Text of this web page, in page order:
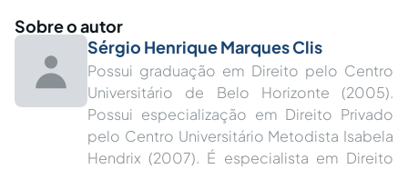
Sobre o autor
Sérgio Henrique Marques Clis
Possui graduação em Direito pelo Centro
Universitário de Belo Horizonte (2005).
Possui especialização em Direito Privado
pelo Centro Universitário Metodista Isabela
Hendrix (2007). É especialista em Direito